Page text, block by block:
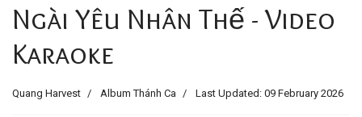
Ngài Yêu Nhân Thế - Video
Karaoke
Quang Harvest Album Thánh Ca Last Updated: 09 February 2026